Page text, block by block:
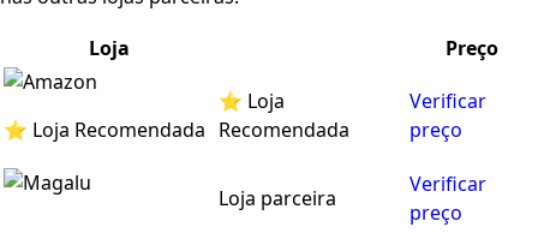
Loja
Preço
⭐ Loja Recomendada
⭐ Loja
Recomendada
Verificar
preço
Loja parceira
Verificar
preço